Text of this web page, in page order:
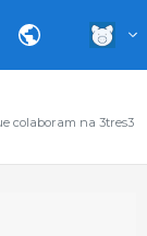
colaboram na 3tres3